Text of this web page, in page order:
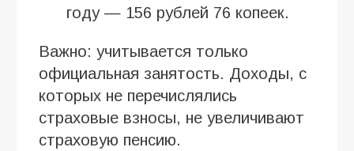
году — 156 рублей 76 копеек.
Важно: учитывается только
официальная занятость. Доходы, с
которых не перечислялись
страховые взносы, не увеличивают
страховую пенсию.